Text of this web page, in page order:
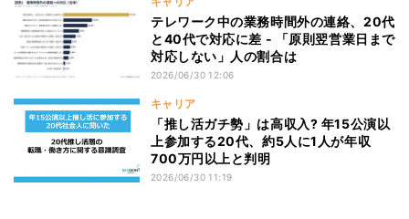
テレワーク中の業務時間外の連絡、20代
と40代で対応に差 - 「原則翌営業日まで
対応しない」人の割合は
2026/06/30 12:06
キャリア
「推し活ガチ勢」は高収入? 年15公演以
上参加する20代、約5人に1人が年収
700万円以上と判明
2026/06/30 11:19